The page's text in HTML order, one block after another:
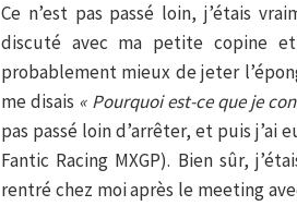
Ce n’est pas passé loin, j’étais
discuté avec ma petite copine
probablement mieux de jeter
me disais « Pourquoi est-ce que je
pas passé loin d’arrêter, et puis
Fantic Racing MXGP). Bien sûr,
rentré chez moi après le meeting